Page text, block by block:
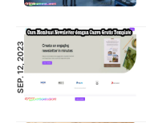
SEP. 12, 2023